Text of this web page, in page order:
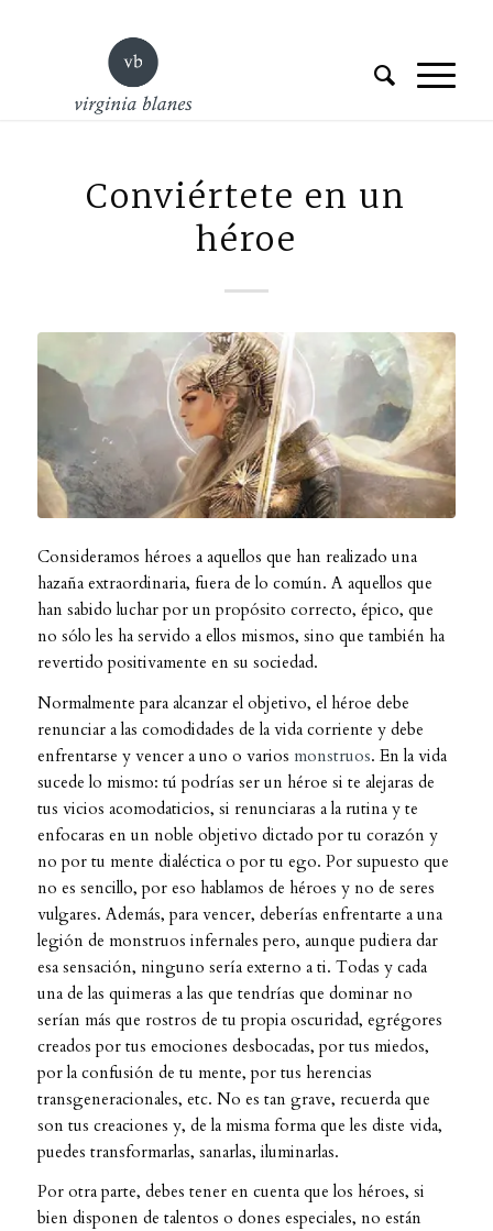
Conviértete en un
héroe
Consideramos héroes a aquellos que han realizado una
hazaña extraordinaria, fuera de lo común. A aquellos que
han sabido luchar por un propósito correcto, épico, que
no sólo les ha servido a ellos mismos, sino que también ha
revertido positivamente en su sociedad.
Normalmente para alcanzar el objetivo, el héroe debe
renunciar a las comodidades de la vida corriente y debe
enfrentarse y vencer a uno o varios monstruos. En la vida
sucede lo mismo: tú podrías ser un héroe si te alejaras de
tus vicios acomodaticios, si renunciaras a la rutina y te
enfocaras en un noble objetivo dictado por tu corazón y
no por tu mente dialéctica o por tu ego. Por supuesto que
no es sencillo, por eso hablamos de héroes y no de seres
vulgares. Además, para vencer, deberías enfrentarte a una
legión de monstruos infernales pero, aunque pudiera dar
esa sensación, ninguno sería externo a ti. Todas y cada
una de las quimeras a las que tendrías que dominar no
serían más que rostros de tu propia oscuridad, egrégores
creados por tus emociones desbocadas, por tus miedos,
por la confusión de tu mente, por tus herencias
transgeneracionales, etc. No es tan grave, recuerda que
son tus creaciones y, de la misma forma que les diste vida,
puedes transformarlas, sanarlas, iluminarlas.
Por otra parte, debes tener en cuenta que los héroes, si
bien disponen de talentos o dones especiales, no están